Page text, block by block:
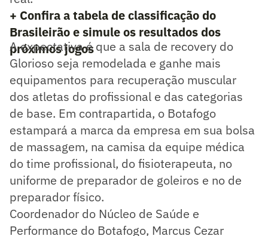
+ Confira a tabela de classificação do
Brasileirão e simule os resultados dos
próximos jogos
A expectativa é que a sala de recovery do
Glorioso seja remodelada e ganhe mais
equipamentos para recuperação muscular
dos atletas do profissional e das categorias
de base. Em contrapartida, o Botafogo
estampará a marca da empresa em sua bolsa
de massagem, na camisa da equipe médica
do time profissional, do fisioterapeuta, no
uniforme de preparador de goleiros e no de
preparador físico.
Coordenador do Núcleo de Saúde e
Performance do Botafogo, Marcus Cezar